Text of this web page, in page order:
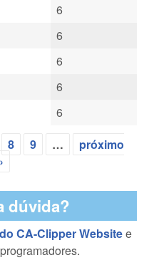
6
6
6
6
6
8 9 …
próximo
dúvida?
CA-Clipper Websitee